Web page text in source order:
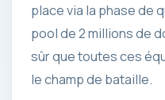
place via la phase de
pool de 2 millions de
sûr que toutes ces
le champ de bataille.